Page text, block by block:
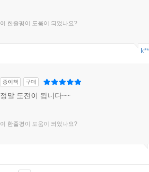
이 한줄평이 도움이 되었나요?
종이책 구매
정말 도전이 됩니다~~
이 한줄평이 도움이 되었나요?